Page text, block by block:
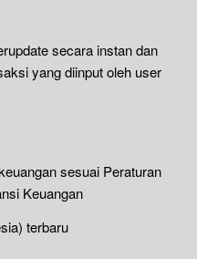
secara instan dan
yang diinput oleh user
sesuai Peraturan
Keuangan
terbaru